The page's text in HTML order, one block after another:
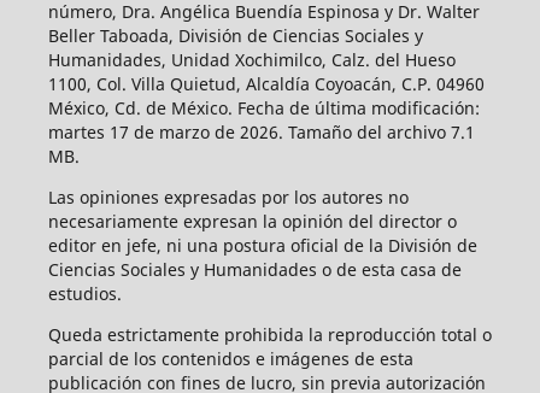
número, Dra. Angélica Buendía Espinosa y Dr. Walter
Beller Taboada, División de Ciencias Sociales y
Humanidades, Unidad Xochimilco, Calz. del Hueso
1100, Col. Villa Quietud, Alcaldía Coyoacán, C.P. 04960
México, Cd. de México. Fecha de última modificación:
martes 17 de marzo de 2026. Tamaño del archivo 7.1
MB.
Las opiniones expresadas por los autores no
necesariamente expresan la opinión del director o
editor en jefe, ni una postura oficial de la División de
Ciencias Sociales y Humanidades o de esta casa de
estudios.
Queda estrictamente prohibida la reproducción total o
parcial de los contenidos e imágenes de esta
publicación con fines de lucro, sin previa autorización